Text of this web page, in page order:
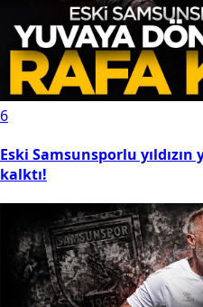
6
Eski Samsunsporlu
kalktı!